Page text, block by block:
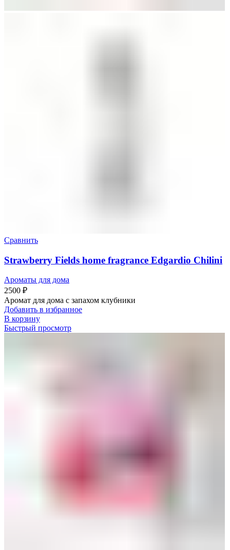
Сравнить
Strawberry Fields home fragrance Edgardio Chilini
Ароматы для дома
2500 ₽
Аромат для дома с запахом клубники
Добавить в избранное
В корзину
Быстрый просмотр